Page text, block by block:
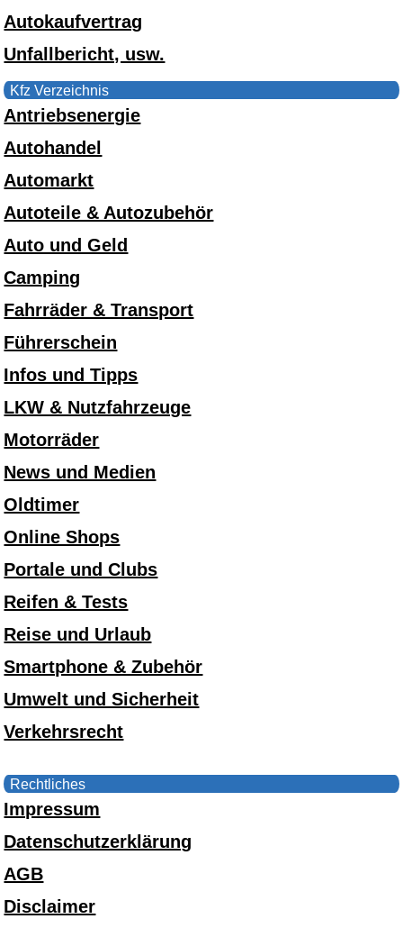
Autokaufvertrag
Unfallbericht, usw.
Kfz Verzeichnis
Antriebsenergie
Autohandel
Automarkt
Autoteile & Autozubehör
Auto und Geld
Camping
Fahrräder & Transport
Führerschein
Infos und Tipps
LKW & Nutzfahrzeuge
Motorräder
News und Medien
Oldtimer
Online Shops
Portale und Clubs
Reifen & Tests
Reise und Urlaub
Smartphone & Zubehör
Umwelt und Sicherheit
Verkehrsrecht
Rechtliches
Impressum
Datenschutzerklärung
AGB
Disclaimer